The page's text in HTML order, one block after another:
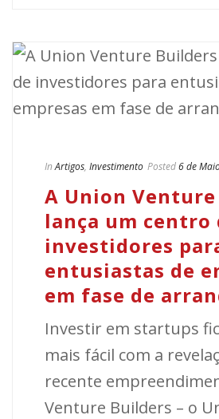
In Artigos, Investimento Posted6 de
A Union
lança um centro
investidores
entusiastas de
em fase de
Investir em startups
mais fácil com a
recente
Venture Builders – o